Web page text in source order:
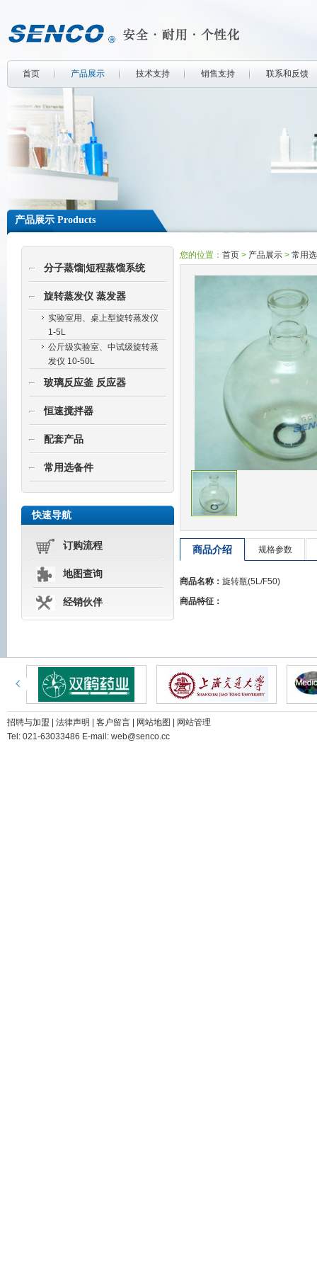
首页 产品展示 技术支持 销售支持 联系和反馈
产品展示 Products
分子蒸馏|短程蒸馏系统
旋转蒸发仪 蒸发器
实验室用、桌上型旋转蒸发仪
1-5L
公斤级实验室、中试级旋转蒸
发仪 10-50L
玻璃反应釜 反应器
恒速搅拌器
配套产品
常用选备件
快速导航
订购流程
地图查询
经销伙伴
您的位置： 首页 > 产品展示 > 常用
商品介绍 规格参数
商品名称： 旋转瓶(5L/F50)
商品特征：
招聘与加盟 法律声明 客户留言 网站地图
网站管理
Tel: 021-63033486 E-mail: web@senco.cc